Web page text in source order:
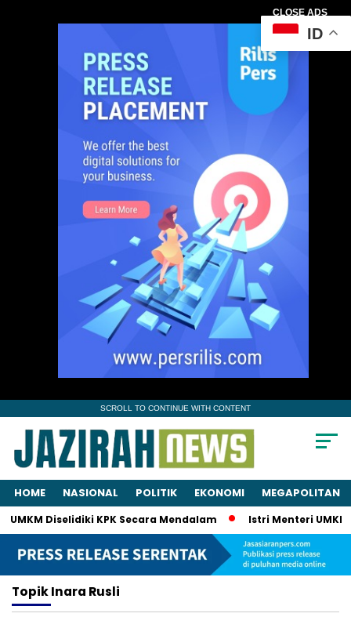
CLOSE ADS
SCROLL TO CONTINUE WITH CONTENT
HOME NASIONAL POLITIK EKONOMI MEGAPOLITAN
Diselidiki KPK Secara Mendalam Istri Menteri UMKM
TopikInara Rusli
ID